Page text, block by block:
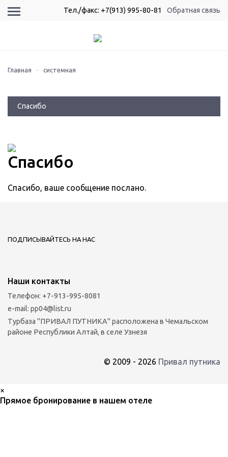
Тел./факс: +7(913) 995-80-81 Обратная связь
Главная - системная
Спасибо
Спасибо
Спасибо, ваше сообщение послано.
ПОДПИСЫВАЙТЕСЬ НА НАС
Наши контакты
Телефон: +7-913-995-8081
e-mail: pp04@list.ru
Турбаза "ПРИВАЛ ПУТНИКА" расположена в Чемальском
районе Республики Алтай, в селе Узнезя
© 2009 - 2026 Привал путника
×
Прямое бронирование в нашем отеле